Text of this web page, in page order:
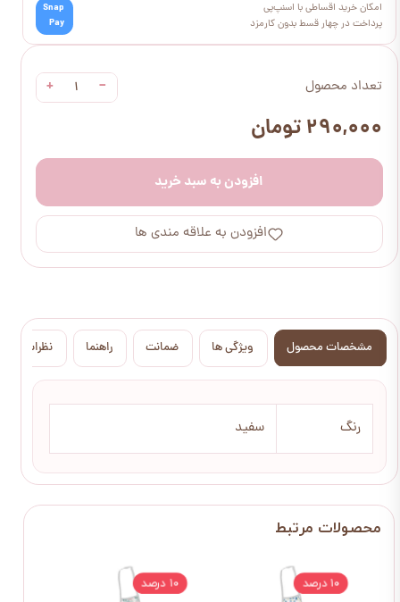
تعداد محصول −
+
۲۹۰,۰۰۰ تومان
افزودن به سبد خرید
افزودن به علاقه مندی ها
امکان خرید اقساطی با اسنپ‌پی
پرداخت در چهار قسط بدون کارمزد
Snap
Pay
مشخصات محصول ویژگی ها ضمانت راهنما نظرات
رنگ سفید
۱۰ درصد ۱۰ درصد